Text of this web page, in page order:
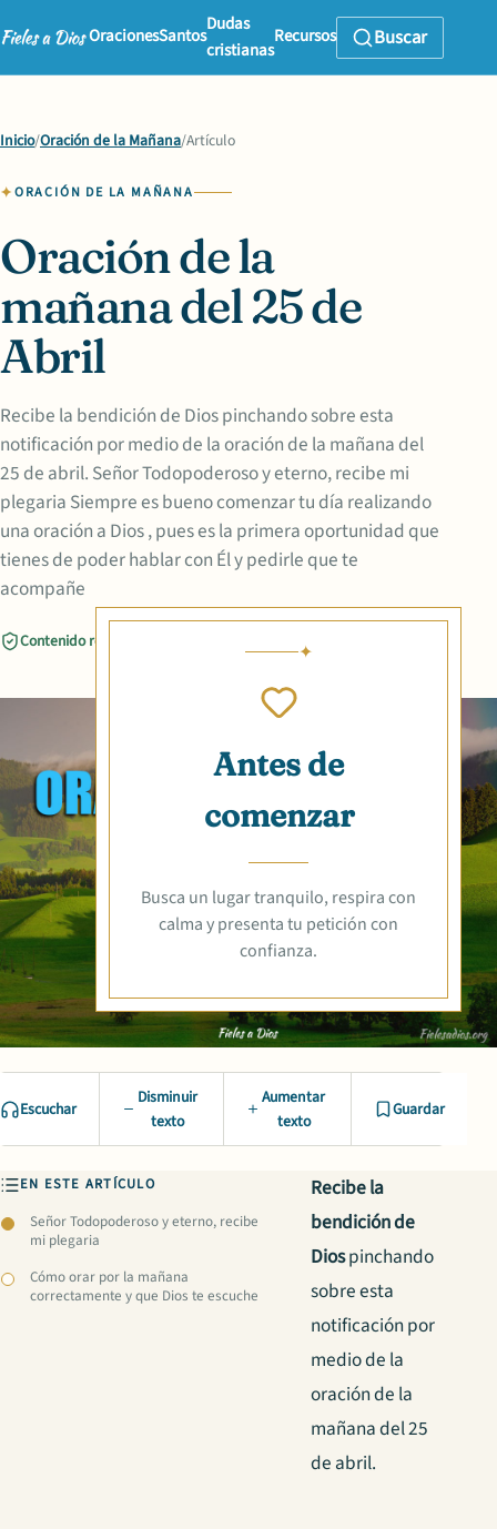
OracionesSantos
Dudas
cristianas
Recursos Buscar
Inicio/Oración de la Mañana/Artículo
ORACIÓN DE LA MAÑANA
Oración de la
mañana del 25 de
Abril
Recibe la bendición de Dios pinchando sobre esta
notificación por medio de la oración de la mañana del
25 de abril. Señor Todopoderoso y eterno, recibe mi
plegaria Siempre es bueno comenzar tu día realizando
una oración a Dios , pues es la primera oportunidad que
tienes de poder hablar con Él y pedirle que te
acompañe
Contenido revisado
Antes de
comenzar
Busca un lugar tranquilo, respira con
calma y presenta tu petición con
confianza.
Escuchar
Disminuir
texto
Aumentar
texto
Guardar
EN ESTE ARTÍCULO
Señor Todopoderoso y eterno, recibe
mi plegaria
Cómo orar por la mañana
correctamente y que Dios te escuche
Recibe la
bendición de
Diospinchando
sobre esta
notificación por
medio de la
oración de la
mañana del 25
de abril.